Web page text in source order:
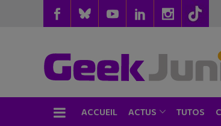
ACCUEIL ACTUS TUTOS